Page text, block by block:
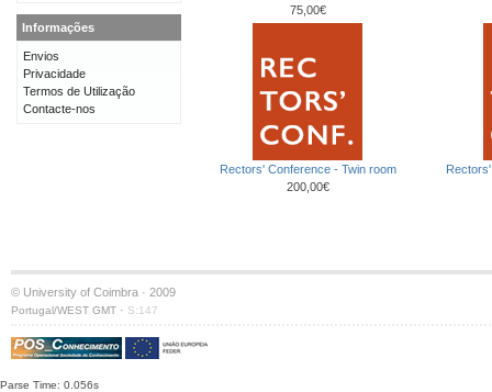
75,00€
Rectors' Conference - Twin room
200,00€
Informações
Envios
Privacidade
Termos de Utilização
Contacte-nos
© University of Coimbra · 2009
Portugal/WEST GMT · S:147
Parse Time: 0.056s